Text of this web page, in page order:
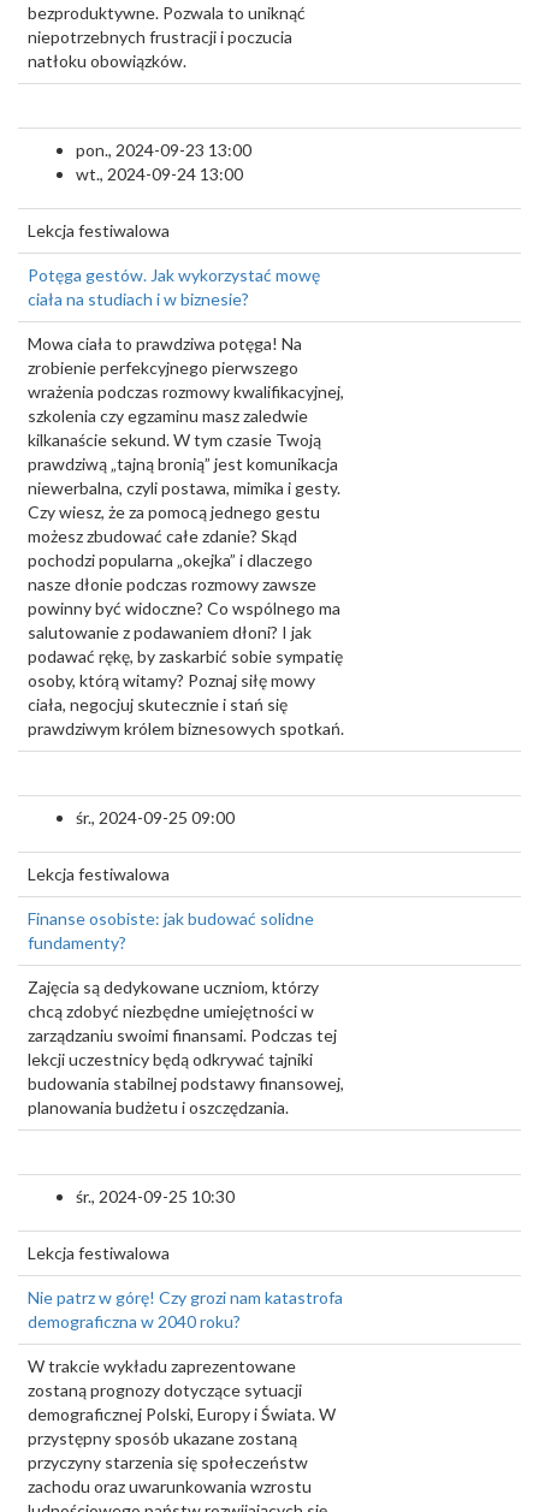
bezproduktywne. Pozwala to uniknąć
niepotrzebnych frustracji i poczucia
natłoku obowiązków.
pon., 2024-09-23 13:00
wt., 2024-09-24 13:00
Lekcja festiwalowa
Potęga gestów. Jak wykorzystać mowę
ciała na studiach i w biznesie?
Mowa ciała to prawdziwa potęga! Na
zrobienie perfekcyjnego pierwszego
wrażenia podczas rozmowy kwalifikacyjnej,
szkolenia czy egzaminu masz zaledwie
kilkanaście sekund. W tym czasie Twoją
prawdziwą „tajną bronią” jest komunikacja
niewerbalna, czyli postawa, mimika i gesty.
Czy wiesz, że za pomocą jednego gestu
możesz zbudować całe zdanie? Skąd
pochodzi popularna „okejka” i dlaczego
nasze dłonie podczas rozmowy zawsze
powinny być widoczne? Co wspólnego ma
salutowanie z podawaniem dłoni? I jak
podawać rękę, by zaskarbić sobie sympatię
osoby, którą witamy? Poznaj siłę mowy
ciała, negocjuj skutecznie i stań się
prawdziwym królem biznesowych spotkań.
śr., 2024-09-25 09:00
Lekcja festiwalowa
Finanse osobiste: jak budować solidne
fundamenty?
Zajęcia są dedykowane uczniom, którzy
chcą zdobyć niezbędne umiejętności w
zarządzaniu swoimi finansami. Podczas tej
lekcji uczestnicy będą odkrywać tajniki
budowania stabilnej podstawy finansowej,
planowania budżetu i oszczędzania.
śr., 2024-09-25 10:30
Lekcja festiwalowa
Nie patrz w górę! Czy grozi nam katastrofa
demograficzna w 2040 roku?
W trakcie wykładu zaprezentowane
zostaną prognozy dotyczące sytuacji
demograficznej Polski, Europy i Świata. W
przystępny sposób ukazane zostaną
przyczyny starzenia się społeczeństw
zachodu oraz uwarunkowania wzrostu